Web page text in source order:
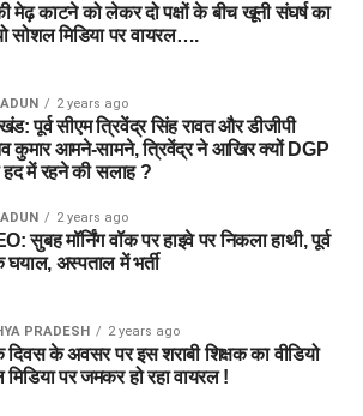
मेढ़ काटने को लेकर दो पक्षों के बीच खूनी संघर्ष का
सोशल मिडिया पर वायरल….
2 years ago
पूर्व सीएम त्रिवेंद्र सिंह रावत और डीजीपी
कुमार आमने-सामने, त्रिवेंद्र ने आखिर क्यों DGP
हद में रहने की सलाह ?
2 years ago
सुबह मॉर्निंग वॉक पर हाइवे पर निकला हाथी, पूर्व
अस्पताल में भर्ती
PRADESH 2 years ago
दिवस के अवसर पर इस शराबी शिक्षक का वीडियो
पर जमकर हो रहा वायरल !